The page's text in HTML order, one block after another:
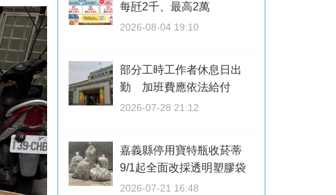
每瓩2千、最高2萬
2026-08-04 19:10
部分工時工作者休息日出
勤 加班費應依法給付
2026-07-28 21:12
嘉義縣停用寶特瓶收菸蒂
9/1起全面改採透明塑膠袋
2026-07-21 16:48